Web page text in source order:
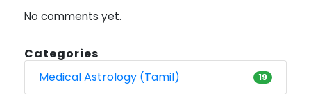
No comments yet.
Categories
Medical Astrology (Tamil)
19